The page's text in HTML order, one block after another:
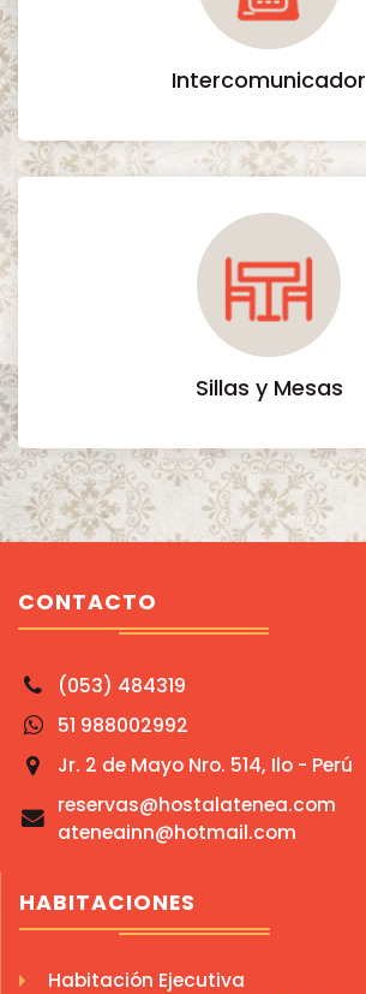
Intercomunicador
Sillas y Mesas
CONTACTO
(053) 484319
51 988002992
Jr. 2 de Mayo Nro. 514, Ilo - Perú
reservas@hostalatenea.com
ateneainn@hotmail.com
HABITACIONES
Habitación Ejecutiva